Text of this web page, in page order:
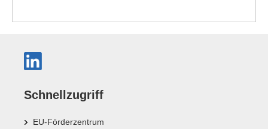
Schnellzugriff
EU-Förderzentrum